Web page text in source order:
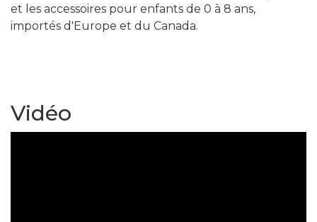
et les accessoires pour enfants de 0 à 8 ans,
importés d'Europe et du Canada.
Vidéo